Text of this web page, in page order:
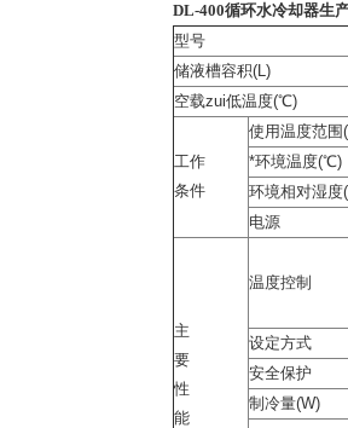
DL-400循环水冷却器生
型号
储液槽容积(L)
空载zui低温度(℃)
工作
条件
使用温度范
*环境温度(℃)
环境相对湿度
电源
主
要
性
能
温度控制
设定方式
安全保护
制冷量(W)